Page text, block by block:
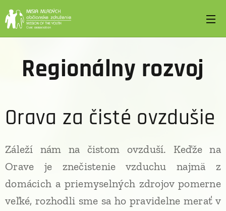
Regionálny rozvoj
Orava za čisté ovzdušie
Záleží nám na čistom ovzduší. Keďže na
Orave je znečistenie vzduchu najmä z
domácich a priemyselných zdrojov pomerne
veľké, rozhodli sme sa ho pravidelne merať v